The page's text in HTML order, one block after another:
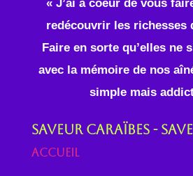
« J’ai à coeur de vous
redécouvrir les richesses
Faire en sorte qu’elles ne
avec la mémoire de nos
simple mais
Saveur Caraïbes -
Accueil